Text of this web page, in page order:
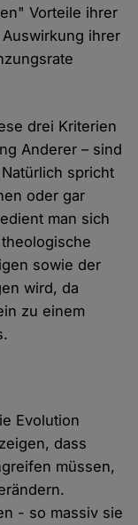
Vorteile ihrer
ihrer
drei Kriterien
Anderer – sind
spricht
oder gar
man sich
sowie der
wird, da
zu einem
Evolution
dass
müssen,
- so massiv sie